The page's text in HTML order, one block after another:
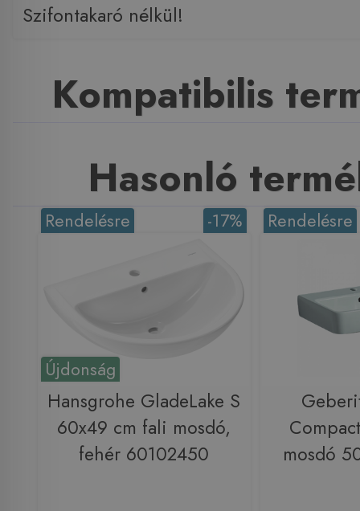
Szifontakaró nélkül!
Kompatibilis
Hasonló
Újdonság
-17%
Rendelésre
Hansgrohe GladeLake S
60x49 cm fali mosdó,
fehér 60102450
Rendelésre
mosdó